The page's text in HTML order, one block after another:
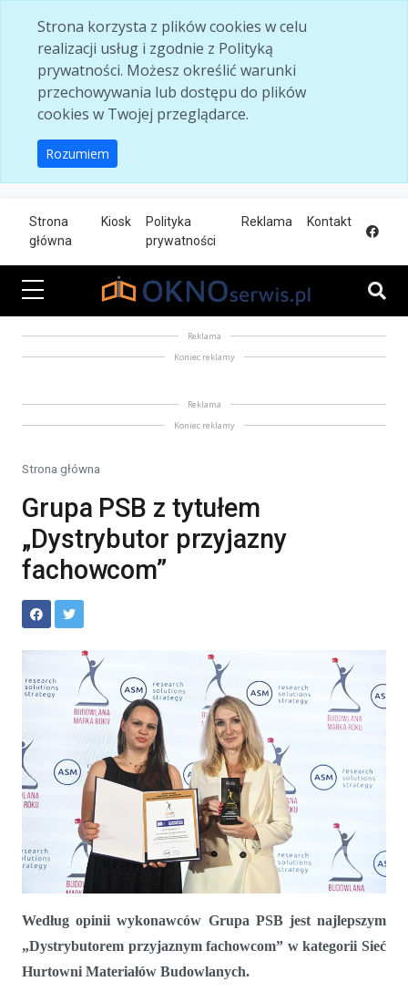
Strona korzysta z plików cookies w celu
realizacji usług i zgodnie z Polityką
prywatności. Możesz określić warunki
przechowywania lub dostępu do plików
cookies w Twojej przeglądarce.
Rozumiem
Strona
główna
Kiosk
Polityka
prywatności
Reklama Kontakt
Reklama
Koniec reklamy
Reklama
Koniec reklamy
Strona główna
Grupa PSB z tytułem
„Dystrybutor przyjazny
fachowcom”
Według opinii wykonawców Grupa PSB jest najlepszym
„Dystrybutorem przyjaznym fachowcom” w kategorii Sieć
Hurtowni Materiałów Budowlanych.